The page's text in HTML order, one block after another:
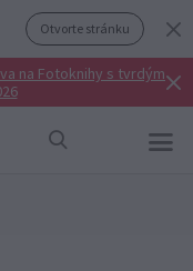
Otvorte stránku
na Fotoknihy s tvrdým